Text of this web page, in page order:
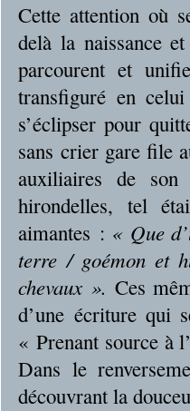
Cette attention où
delà la naissance
parcourent et
transfiguré en celui
s’éclipser pour
sans crier gare file
auxiliaires de
hirondelles, tel
aimantes : « Que
terre / goémon et
chevaux ». Ces
d’une écriture qui
« Prenant source à
Dans le
découvrant la